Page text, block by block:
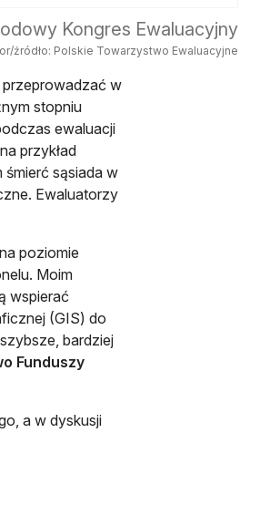
Kongres Ewaluacyjny
źródło: Polskie Towarzystwo Ewaluacyjne
przeprowadzać w
stopniu
ewaluacji
przykład
śmierć sąsiada w
Ewaluatorzy
poziomie
Moim
wspierać
(GIS) do
bardziej
Funduszy
a w dyskusji